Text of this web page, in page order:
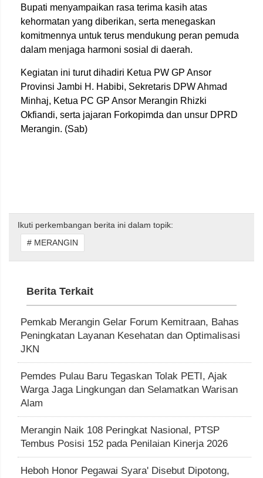
Bupati menyampaikan rasa terima kasih atas
kehormatan yang diberikan, serta menegaskan
komitmennya untuk terus mendukung peran pemuda
dalam menjaga harmoni sosial di daerah.
Kegiatan ini turut dihadiri Ketua PW GP Ansor
Provinsi Jambi H. Habibi, Sekretaris DPW Ahmad
Minhaj, Ketua PC GP Ansor Merangin Rhizki
Okfiandi, serta jajaran Forkopimda dan unsur DPRD
Merangin. (Sab)
Ikuti perkembangan berita ini dalam topik:
# MERANGIN
Berita Terkait
Pemkab Merangin Gelar Forum Kemitraan, Bahas
Peningkatan Layanan Kesehatan dan Optimalisasi
JKN
Pemdes Pulau Baru Tegaskan Tolak PETI, Ajak
Warga Jaga Lingkungan dan Selamatkan Warisan
Alam
Merangin Naik 108 Peringkat Nasional, PTSP
Tembus Posisi 152 pada Penilaian Kinerja 2026
Heboh Honor Pegawai Syara' Disebut Dipotong,